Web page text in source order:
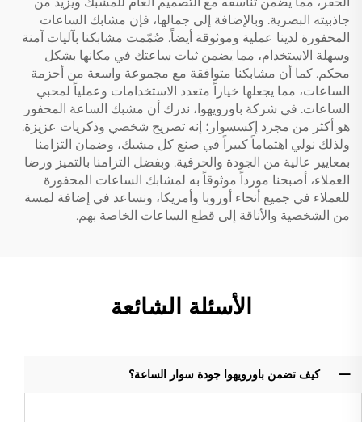
جاذبيته البصرية. وبالإضافة إلى جمالها، فإن مشابك الساعات
المحفورة لدينا عملية وموثوقة أيضاً. صُمّمت مشابكنا بآليات آمنة
وسهلة الاستخدام، مما يضمن ثبات ساعتك في مكانها بشكل
محكم. كما أن مشابكنا متوافقة مع مجموعة واسعة من أحزمة
الساعات، مما يجعلها خياراً متعدد الاستخدامات وعملياً لمحبي
الساعات. في شركة باورويهوا، ندرك أن مشبك الساعة المحفور
هو أكثر من مجرد إكسسوار؛ إنه تصريح شخصي وذكريات عزيزة.
ولذلك نولي اهتماماً كبيراً في صنع كل مشبك، وضمان التزامنا
بمعايير عالية من الجودة والحرفية. وبفضل التزامنا بالتميز ورضا
العملاء، أصبحنا مورداً موثوقاً به لمشابك الساعات المحفورة
للعملاء في جميع أنحاء أوروبا وأمريكا، ونساعد في إضافة لمسة
من الشخصية والأناقة إلى قطع الساعات الخاصة بهم.
الأسئلة الشائعة
كيف تضمن باورويهوا جودة سوار الساعة؟